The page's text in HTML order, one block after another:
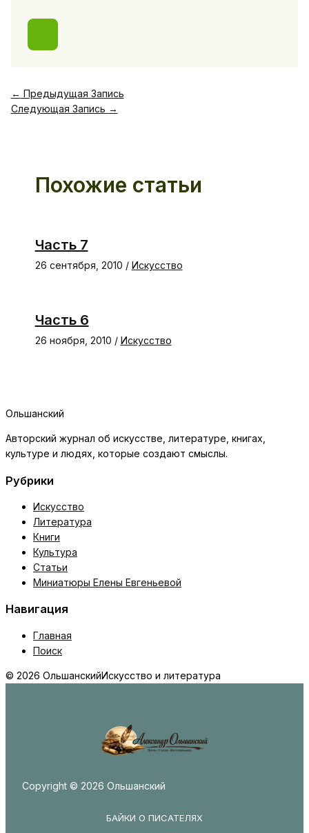
← Предыдущая Запись
Следующая Запись →
Похожие статьи
Часть 7
26 сентября, 2010 / Искусство
Часть 6
26 ноября, 2010 / Искусство
Ольшанский
Авторский журнал об искусстве, литературе, книгах,
культуре и людях, которые создают смыслы.
Рубрики
Искусство
Литература
Книги
Культура
Статьи
Миниатюры Елены Евгеньевой
Навигация
Главная
Поиск
© 2026 ОльшанскийИскусство и литература
Copyright © 2026 Ольшанский
БАЙКИ О ПИСАТЕЛЯХ